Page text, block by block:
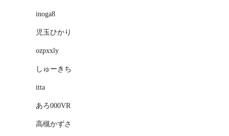
inoga8
児玉ひかり
ozpxxly
しゅーきち
itta
あろ000VR
高槻かずさ